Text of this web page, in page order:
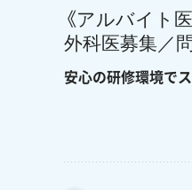
《アルバイト
外科医募集／
安心の研修環境で